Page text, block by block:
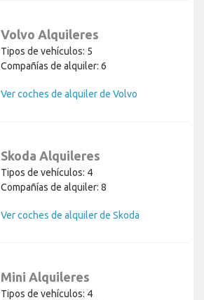
Volvo Alquileres
Tipos de vehículos: 5
Compañías de alquiler: 6
Ver coches de alquiler de Volvo
Skoda Alquileres
Tipos de vehículos: 4
Compañías de alquiler: 8
Ver coches de alquiler de Skoda
Mini Alquileres
Tipos de vehículos: 4